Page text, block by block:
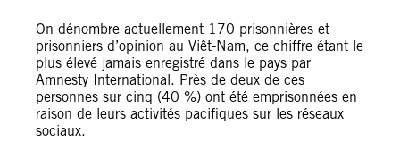
On dénombre actuellement 170 prisonnières et
prisonniers d’opinion au Viêt-Nam, ce chiffre étant le
plus élevé jamais enregistré dans le pays par
Amnesty International. Près de deux de ces
personnes sur cinq (40 %) ont été emprisonnées en
raison de leurs activités pacifiques sur les réseaux
sociaux.